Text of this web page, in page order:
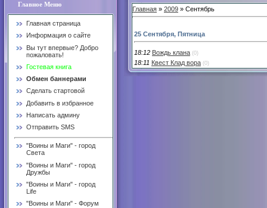
Главное Меню
Главная страница
Информация о сайте
Вы тут впервые? Добро
пожаловать!
Гостевая книга
Обмен баннерами
Сделать стартовой
Добавить в избранное
Написать админу
Отправить SMS
"Воины и Маги" - город
Света
"Воины и Маги" - город
Дружбы
"Воины и Маги" - город
Life
"Воины и Маги" - Форум
Главная » 2009 » Сентябрь
25 Сентября, Пятница
18:12 Вождь клана (0)
18:11 Квест Клад вора (0)